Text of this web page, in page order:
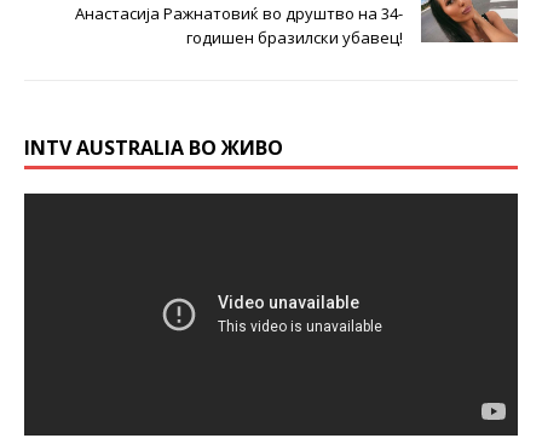
Анастасија Ражнатовиќ во друштво на 34-
годишен бразилски убавец!
INTV AUSTRALIA ВО ЖИВО